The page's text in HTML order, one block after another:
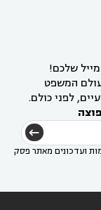
שלכם!
המשפט
לפני כולם.
ועדכונים מאתר פסק